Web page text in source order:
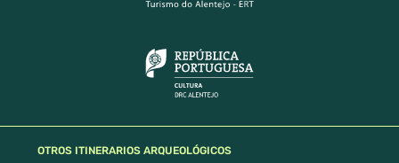
OTROS ITINERARIOS ARQUEOLÓGICOS